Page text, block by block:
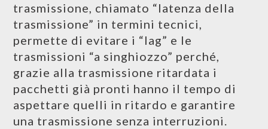
trasmissione, chiamato “latenza della
trasmissione” in termini tecnici,
permette di evitare i “lag” e le
trasmissioni “a singhiozzo” perché,
grazie alla trasmissione ritardata i
pacchetti già pronti hanno il tempo di
aspettare quelli in ritardo e garantire
una trasmissione senza interruzioni.